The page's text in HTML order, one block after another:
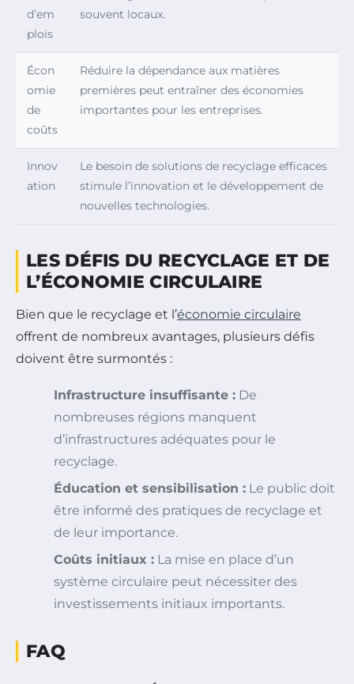
d’em
plois
souvent locaux.
Écon
omie
de
coûts
Réduire la dépendance aux matières
premières peut entraîner des économies
importantes pour les entreprises.
Innov
ation
Le besoin de solutions de recyclage efficaces
stimule l’innovation et le développement de
nouvelles technologies.
LES DÉFIS DU RECYCLAGE ET DE
L’ÉCONOMIE CIRCULAIRE
Bien que le recyclage et l’économie circulaire
offrent de nombreux avantages, plusieurs défis
doivent être surmontés :
Infrastructure insuffisante : De
nombreuses régions manquent
d’infrastructures adéquates pour le
recyclage.
Éducation et sensibilisation : Le public doit
être informé des pratiques de recyclage et
de leur importance.
Coûts initiaux : La mise en place d’un
système circulaire peut nécessiter des
investissements initiaux importants.
FAQ